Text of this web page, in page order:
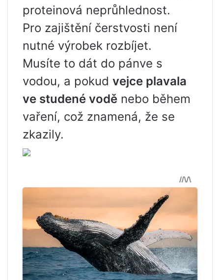
proteinová neprůhlednost.
Pro zajištění čerstvosti není
nutné výrobek rozbíjet.
Musíte to dát do pánve s
vodou, a pokud vejce plavala
ve studené vodě nebo během
vaření, což znamená, že se
zkazily.